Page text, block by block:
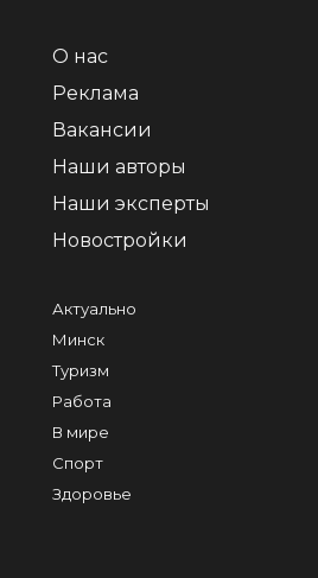
О нас
Реклама
Вакансии
Наши авторы
Наши эксперты
Новостройки
Актуально
Минск
Туризм
Работа
В мире
Спорт
Здоровье